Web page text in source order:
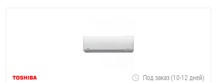
Под заказ (10-12 дней)